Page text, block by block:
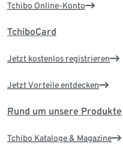
Tchibo Online-Konto
TchiboCard
Jetzt kostenlos registrieren
Jetzt Vorteile entdecken
Rund um unsere Produkte
Tchibo Kataloge & Magazine